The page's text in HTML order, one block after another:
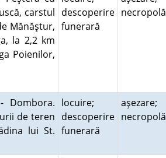
carstul
Mănăştur,
la 2,2 km
Poienilor,
descoperire
funerară
necropolă
Dombora.
de teren
lui St.
locuire;
descoperire
funerară
aşezare;
necropolă